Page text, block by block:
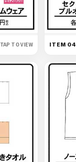
TAP TO VIEW ITEM 04